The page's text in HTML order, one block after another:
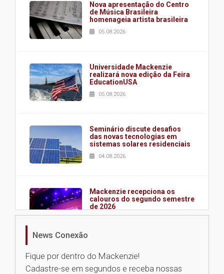
Nova apresentação do Centro
de Música Brasileira
homenageia artista brasileira
05.08.2026
Universidade Mackenzie
realizará nova edição da Feira
EducationUSA
05.08.2026
Seminário discute desafios
das novas tecnologias em
sistemas solares residenciais
04.08.2026
Mackenzie recepciona os
calouros do segundo semestre
de 2026
Como o Colégio Mackenzie
Brasília prepara seus
estudantes para o PAS antes
News Conexão
Fique por dentro do Mackenzie!
Cadastre-se em segundos e receba nossas